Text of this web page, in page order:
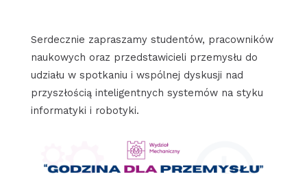
Serdecznie zapraszamy studentów, pracowników
naukowych oraz przedstawicieli przemysłu do
udziału w spotkaniu i wspólnej dyskusji nad
przyszłością inteligentnych systemów na styku
informatyki i robotyki.